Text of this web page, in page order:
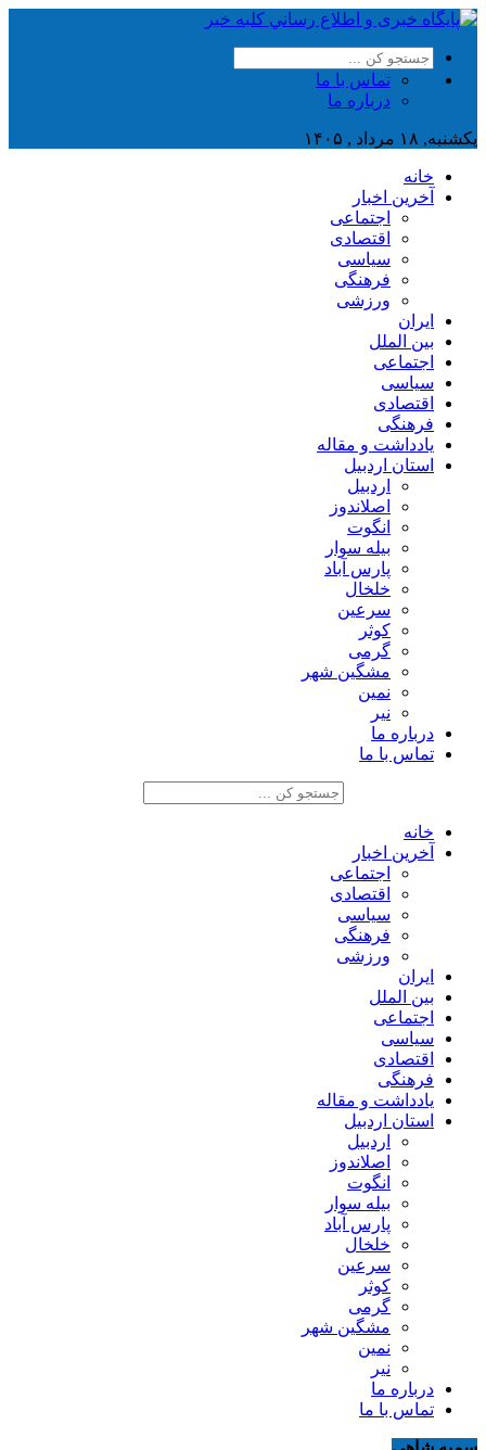
تماس با ما
درباره ما
یکشنبه, ۱۸ مرداد , ۱۴۰۵
خانه
آخرین اخبار
اجتماعی
اقتصادی
سیاسی
فرهنگی
ورزشی
ایران
بین الملل
اجتماعی
سیاسی
اقتصادی
فرهنگی
یادداشت و مقاله
استان اردبیل
اردبیل
اصلاندوز
انگوت
بیله سوار
پارس آباد
خلخال
سرعین
کوثر
گرمی
مشگین شهر
نمین
نیر
درباره ما
تماس با ما
خانه
آخرین اخبار
اجتماعی
اقتصادی
سیاسی
فرهنگی
ورزشی
ایران
بین الملل
اجتماعی
سیاسی
اقتصادی
فرهنگی
یادداشت و مقاله
استان اردبیل
اردبیل
اصلاندوز
انگوت
بیله سوار
پارس آباد
خلخال
سرعین
کوثر
گرمی
مشگین شهر
نمین
نیر
درباره ما
تماس با ما